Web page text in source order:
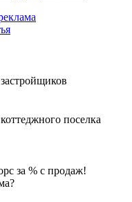
поселка
за % с продаж!